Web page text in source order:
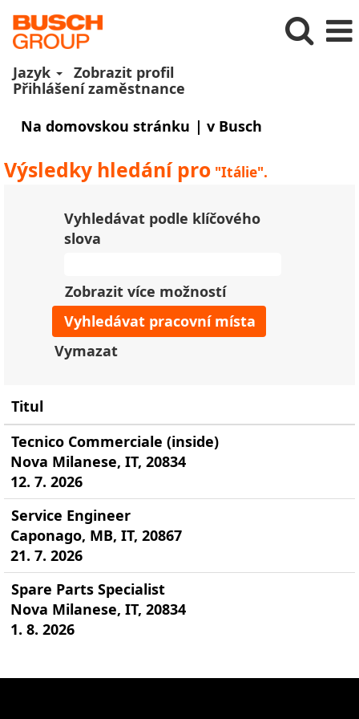
Jazyk
Zobrazit profil
Přihlášení zaměstnance
Na domovskou stránku | v Busch
Výsledky hledání pro "Itálie".
Vyhledávat podle klíčového
slova
Zobrazit více možností
Vymazat
Titul
Tecnico Commerciale (inside)
Nova Milanese, IT, 20834
12. 7. 2026
Service Engineer
Caponago, MB, IT, 20867
21. 7. 2026
Spare Parts Specialist
Nova Milanese, IT, 20834
1. 8. 2026